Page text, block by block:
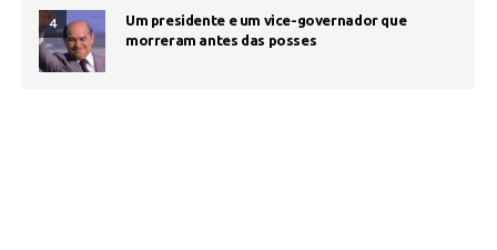
4
Um presidente e um vice-governador que
morreram antes das posses